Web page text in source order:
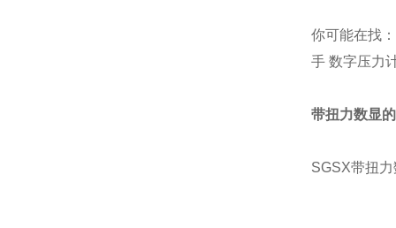
你可能在找：
手 数字压力
带扭力数显
SGSX带扭